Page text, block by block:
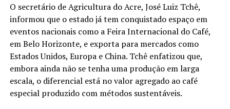
O secretário de Agricultura do Acre, José Luiz Tchê,
informou que o estado já tem conquistado espaço em
eventos nacionais como a Feira Internacional do Café,
em Belo Horizonte, e exporta para mercados como
Estados Unidos, Europa e China. Tchê enfatizou que,
embora ainda não se tenha uma produção em larga
escala, o diferencial está no valor agregado ao café
especial produzido com métodos sustentáveis.